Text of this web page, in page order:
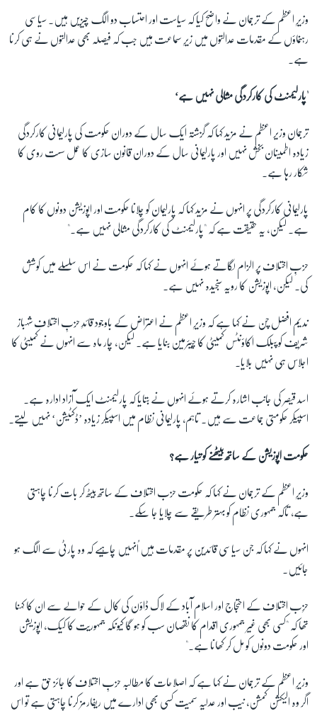
وزیرِ اعظم کے ترجمان نے واضح کیا کہ سیاست اور احتساب دو الگ چیزیں ہیں۔ سیاسی
رہنماؤں کے مقدمات عدالتوں میں زیرِ سماعت ہیں جب کہ فیصلہ بھی عدالتوں نے ہی کرنا
ہے۔
'پارلیمنٹ کی کارکردگی مثالی نہیں ہے‘
ترجمان وزیر اعظم نے مزید کہا کہ گزشتہ ایک سال کے دوران حکومت کی پارلیمانی کارکردگی
زیادہ اطمینان بخش نہیں اور پارلیمانی سال کے دوران قانون سازی کا عمل سست روی کا
شکار رہا ہے۔
پارلیمانی کارکردگی پر انہوں نے مزید کہا کہ پارلیمان کو چلانا حکومت اور اپوزیشن دونوں کا کام
ہے۔ لیکن، یہ حقیقت ہے کہ "پارلیمنٹ کی کارکردگی مثالی نہیں ہے۔"
حزبِ اختلاف پر الزام لگاتے ہوئے انہوں نے کہا کہ حکومت نے اس سلسلے میں کوشش
کی۔ لیکن، اپوزیشن کا رویہ سنجیدہ نہیں ہے۔
ندیم افضل چن نے کہا ہے کہ وزیرِ اعظم نے اعتراض کے باوجود قائدِ حزبِ اختلاف شہباز
شریف کو پبلک اکاؤنٹس کمیٹی کا چیئرمین بنایا ہے۔ لیکن، چار ماہ سے انہوں نے کمیٹی کا
اجلاس ہی نہیں بلایا۔
اسد قیصر کی جانب اشارہ کرتے ہوئے انہوں نے بتایا کہ پارلیمنٹ ایک آزاد ادارہ ہے۔
اسپیکر حکومتی جماعت سے ہیں۔ تاہم، پارلیمانی نظام میں اسپیکر زیادہ ’ڈکٹیشن‘ نہیں لیتے۔
حکومت اپوزیشن کے ساتھ بیٹھنے کو تیار ہے؟
وزیرِ اعظم کے ترجمان نے کہا کہ حکومت حزب اختلاف کے ساتھ بیٹھ کر بات کرنا چاہتی
ہے، تاکہ جمہوری نظام کو بہتر طریقے سے چلایا جا سکے۔
انہوں نے کہا کہ جن سیاسی قائدین پر مقدمات ہیں اُنہیں چاہیے کہ وہ پارٹی سے الگ ہو
جائیں۔
حزِب اختلاف کے احتجاج اور اسلام آباد کے لاک ڈاؤن کی کال کے حوالے سے ان کا کہنا
تھا کہ "کسی بھی غیر جمہوری اقدام کا نقصان سب کو ہو گا کیونکہ جمہوریت کا کیک، اپوزیشن
اور حکومت دونوں کو مل کر کھانا ہے۔"
وزیرِ اعظم کے ترجمان نے کہا ہے کہ اصلاحات کا مطالبہ حزبِ اختلاف کا جائز حق ہے اور
اگر وہ الیکشن کمشن، نیب اور عدلیہ سمیت کسی بھی ادارے میں ریفارمز کرنا چاہتی ہے تو اس